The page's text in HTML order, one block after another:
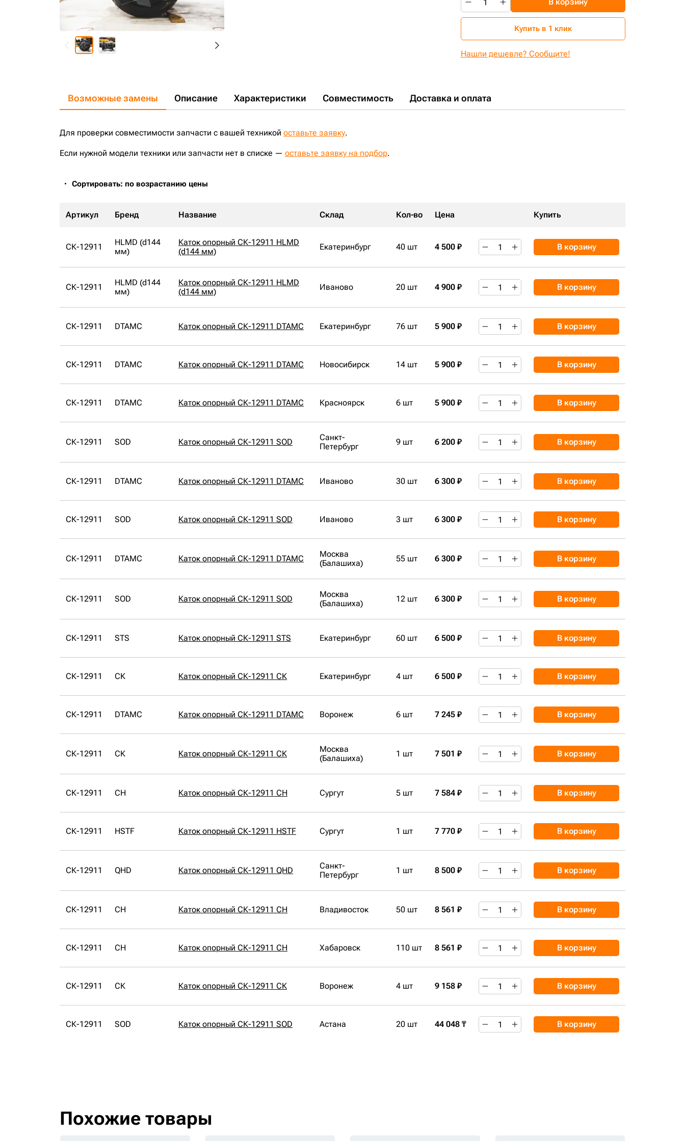
Купить в 1 клик
Нашли дешевле? Сообщите!
Возможные замены Описание Характеристики Совместимость Доставка и оплата
Для проверки совместимости запчасти с вашей техникой оставьте заявку.
Если нужной модели техники или запчасти нет в списке — оставьте заявку на подбор.
Сортировать: по возрастанию цены
Артикул Бренд Название Склад Кол-во Цена Купить
СК-12911
HLMD (d144
мм)
Каток опорный СК-12911 HLMD
(d144 мм)
Екатеринбург 40 шт 4 500 ₽ В корзину
СК-12911
HLMD (d144
мм)
Каток опорный СК-12911 HLMD
(d144 мм)
Иваново 20 шт 4 900 ₽ В корзину
СК-12911 DTAMC Каток опорный СК-12911 DTAMC Екатеринбург 76 шт 5 900 ₽ В корзину
СК-12911 DTAMC Каток опорный СК-12911 DTAMC Новосибирск 14 шт 5 900 ₽ В корзину
СК-12911 DTAMC Каток опорный СК-12911 DTAMC Красноярск 6 шт 5 900 ₽ В корзину
СК-12911 SOD Каток опорный СК-12911 SOD
Санкт-
Петербург
9 шт 6 200 ₽ В корзину
СК-12911 DTAMC Каток опорный СК-12911 DTAMC Иваново 30 шт 6 300 ₽ В корзину
СК-12911 SOD Каток опорный СК-12911 SOD Иваново 3 шт 6 300 ₽ В корзину
СК-12911 DTAMC Каток опорный СК-12911 DTAMC
Москва
(Балашиха)
55 шт 6 300 ₽ В корзину
СК-12911 SOD Каток опорный СК-12911 SOD
Москва
(Балашиха)
12 шт 6 300 ₽ В корзину
СК-12911 STS Каток опорный СК-12911 STS Екатеринбург 60 шт 6 500 ₽ В корзину
СК-12911 СК Каток опорный СК-12911 СК Екатеринбург 4 шт 6 500 ₽ В корзину
СК-12911 DTAMC Каток опорный СК-12911 DTAMC Воронеж 6 шт 7 245 ₽ В корзину
СК-12911 СК Каток опорный СК-12911 СК
Москва
(Балашиха)
1 шт 7 501 ₽ В корзину
СК-12911 CH Каток опорный СК-12911 CH Сургут 5 шт 7 584 ₽ В корзину
СК-12911 HSTF Каток опорный СК-12911 HSTF Сургут 1 шт 7 770 ₽ В корзину
СК-12911 QHD Каток опорный СК-12911 QHD
Санкт-
Петербург
1 шт 8 500 ₽ В корзину
СК-12911 CH Каток опорный СК-12911 CH Владивосток 50 шт 8 561 ₽ В корзину
СК-12911 CH Каток опорный СК-12911 CH Хабаровск 110 шт 8 561 ₽ В корзину
СК-12911 СК Каток опорный СК-12911 СК Воронеж 4 шт 9 158 ₽ В корзину
СК-12911 SOD Каток опорный СК-12911 SOD Астана 20 шт 44 048 ₸ В корзину
Похожие товары